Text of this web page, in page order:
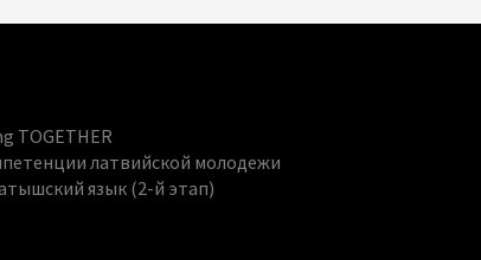
TOGETHER
латвийской молодежи
язык (2-й этап)